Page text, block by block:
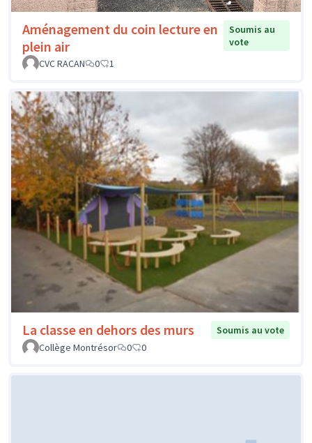
Aménagement du coin lecture en
plein air
Soumis au
vote
CVC RACAN
0 1
La classe en dehors des murs
Soumis au vote
Collège Montrésor
0 0